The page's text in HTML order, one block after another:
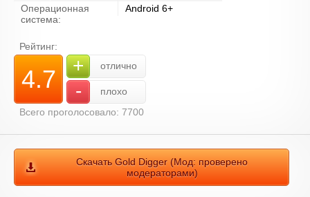
Операционная
система:
Android 6+
Рейтинг:
4.7 + отлично
-
плохо
Всего проголосовало: 7700
Скачать Gold Digger (Мод: проверено
модераторами)